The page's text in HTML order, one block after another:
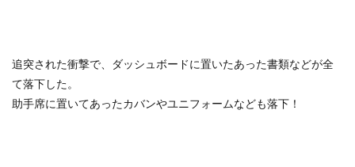
追突された衝撃で、ダッシュボードに置いたあった書類などが全
て落下した。
助手席に置いてあったカバンやユニフォームなども落下！